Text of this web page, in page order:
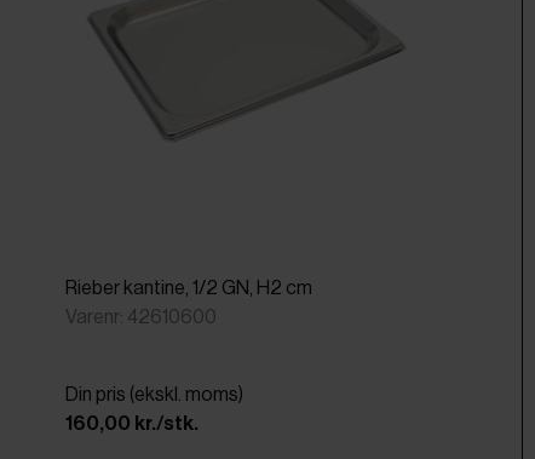
Rieber kantine, 1/2 GN, H2 cm
Varenr: 42610600
Din pris (ekskl. moms)
160,00 kr./stk.